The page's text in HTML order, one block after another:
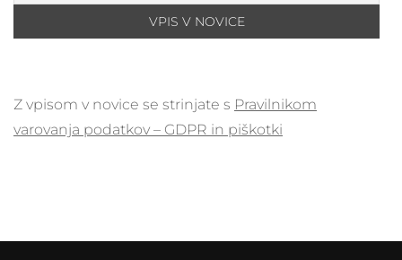
Z vpisom v novice se strinjate s Pravilnikom
varovanja podatkov – GDPR in piškotki